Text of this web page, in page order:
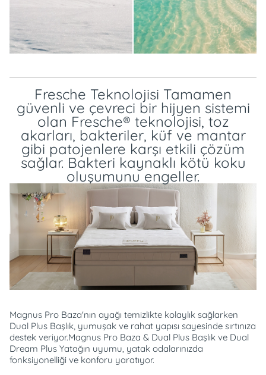
Fresche Teknolojisi Tamamen
güvenli ve çevreci bir hijyen sistemi
olan Fresche® teknolojisi, toz
akarları, bakteriler, küf ve mantar
gibi patojenlere karşı etkili çözüm
sağlar. Bakteri kaynaklı kötü koku
oluşumunu engeller.
Magnus Pro Baza'nın ayağı temizlikte kolaylık sağlarken
Dual Plus Başlık, yumuşak ve rahat yapısı sayesinde sırtınıza
destek veriyor.Magnus Pro Baza & Dual Plus Başlık ve Dual
Dream Plus Yatağın uyumu, yatak odalarınızda
fonksiyonelliği ve konforu yaratıyor.